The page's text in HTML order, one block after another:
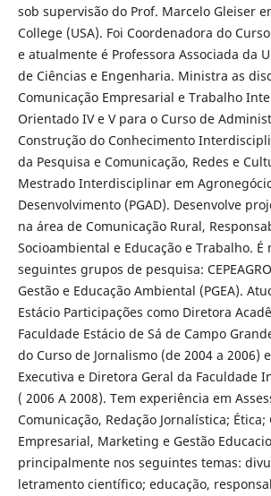
sob supervisão do Prof. Marcelo Gleiser
College (USA). Foi Coordenadora do
e atualmente é Professora Associada da
de Ciências e Engenharia. Ministra as
Comunicação Empresarial e Trabalho
Orientado IV e V para o Curso de
Construção do Conhecimento
da Pesquisa e Comunicação, Redes e
Mestrado Interdisciplinar em
Desenvolvimento (PGAD). Desenvolve
na área de Comunicação Rural,
Socioambiental e Educação e Trabalho. É
seguintes grupos de pesquisa:
Gestão e Educação Ambiental (PGEA).
Estácio Participações como Diretora
Faculdade Estácio de Sá de Campo
do Curso de Jornalismo (de 2004 a 2006)
Executiva e Diretora Geral da Faculdade
( 2006 A 2008). Tem experiência em
Comunicação, Redação Jornalística; Ética;
Empresarial, Marketing e Gestão
principalmente nos seguintes temas:
letramento científico; educação,